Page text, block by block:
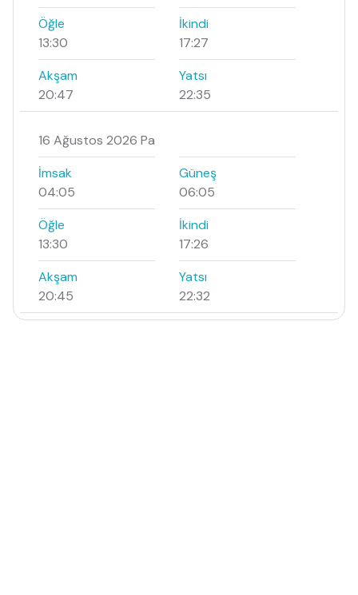
Öğle
13:30
İkindi
17:27
Akşam
20:47
Yatsı
22:35
16 Ağustos 2026 Pa
İmsak
04:05
Güneş
06:05
Öğle
13:30
İkindi
17:26
Akşam
20:45
Yatsı
22:32